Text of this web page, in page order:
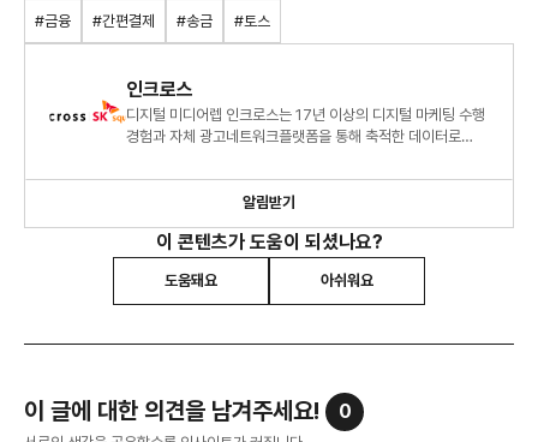
#금융 #간편결제 #송금 #토스
인크로스
디지털 미디어렙 인크로스는 17년 이상의 디지털 마케팅 수행
경험과 자체 광고네트워크플랫폼을 통해 축적한 데이터로
알림받기
이 콘텐츠가 도움이 되셨나요?
도움돼요 아쉬워요
이 글에 대한 의견을 남겨주세요! 0